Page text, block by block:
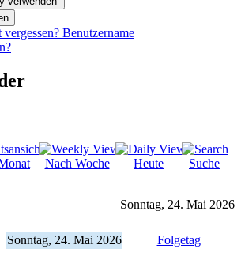
vergessen? Benutzername
Nach Woche Heute Suche
Sonntag, 24. Mai 2026
Sonntag, 24. Mai 2026 Folgetag